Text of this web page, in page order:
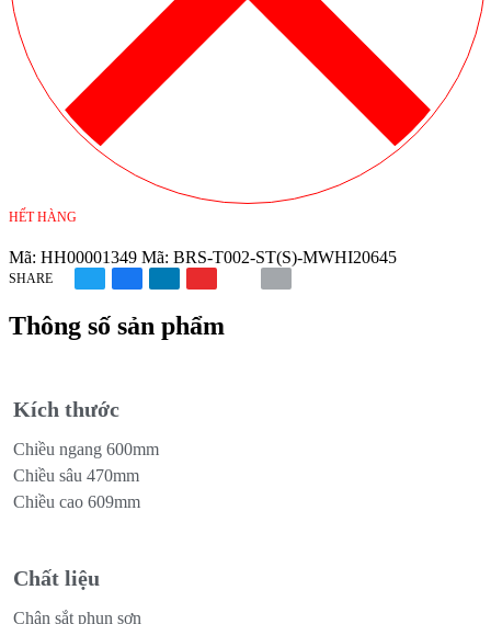
HẾT HÀNG
Mã: HH00001349 Mã: BRS-T002-ST(S)-MWHI20645
SHARE
Thông số sản phẩm
Kích thước
Chiều ngang 600mm
Chiều sâu 470mm
Chiều cao 609mm
Chất liệu
Chân sắt phun sơn